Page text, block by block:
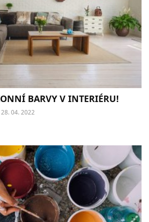
BARVY V INTERIÉRU!
28. 04. 2022